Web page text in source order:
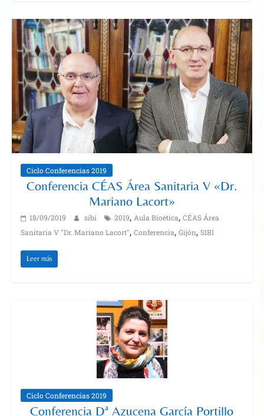
Ciclo Conferencias 2019
Conferencia CÉAS Área Sanitaria V «Dr.
Mariano Lacort»
18/09/2019 sibi 2019, Aula Bioética, CÉAS Área
Sanitaria V "Dr. Mariano Lacort", Conferencia, Gijón, SIBI
Leer más
Ciclo Conferencias 2019
Conferencia Dª Azucena García Portillo